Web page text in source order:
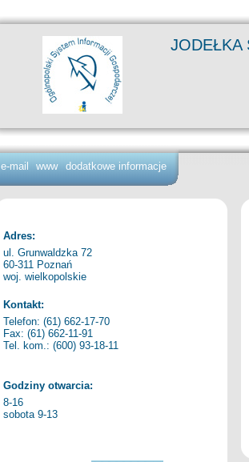
JODEŁKA
e-mail www dodatkowe informacje
Adres:
ul. Grunwaldzka 72
60-311 Poznań
woj. wielkopolskie
Kontakt:
Telefon: (61) 662-17-70
Fax: (61) 662-11-91
Tel. kom.: (600) 93-18-11
Godziny otwarcia:
8-16
sobota 9-13